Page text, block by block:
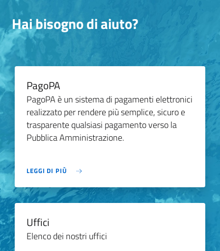
Hai bisogno di aiuto?
PagoPA
PagoPA è un sistema di pagamenti elettronici
realizzato per rendere più semplice, sicuro e
trasparente qualsiasi pagamento verso la
Pubblica Amministrazione.
LEGGI DI PIÙ
Uffici
Elenco dei nostri uffici